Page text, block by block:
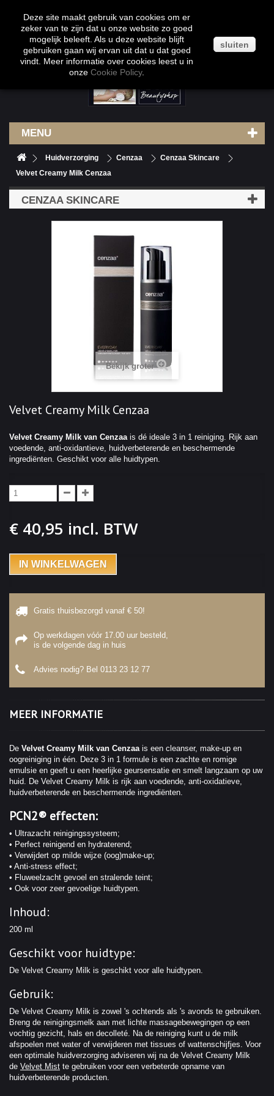
MENU
Huidverzorging Cenzaa
Cenzaa Skincare
Velvet Creamy Milk Cenzaa
CENZAA SKINCARE
Bekijk groter
Velvet Creamy Milk Cenzaa
Velvet Creamy Milk van Cenzaais dé ideale 3 in 1 reiniging. Rijk aan
voedende, anti-oxidantieve, huidverbeterende en beschermende
ingrediënten. Geschikt voor alle huidtypen.
€ 40,95 incl. BTW
IN WINKELWAGEN
Gratis thuisbezorgd vanaf € 50!
Op werkdagen vóór 17.00 uur besteld,
is de volgende dag in huis
Advies nodig? Bel 0113 23 12 77
MEER INFORMATIE
De Velvet Creamy Milk van Cenzaa is een cleanser, make-up en
oogreiniging in één. Deze 3 in 1 formule is een zachte en romige
emulsie en geeft u een heerlijke geursensatie en smelt langzaam op uw
huid. De Velvet Creamy Milk is rijk aan voedende, anti-oxidatieve,
huidverbeterende en beschermende ingrediënten.
PCN2® effecten:
• Ultrazacht reinigingssysteem;
• Perfect reinigend en hydraterend;
• Verwijdert op milde wijze (oog)make-up;
• Anti-stress effect;
• Fluweelzacht gevoel en stralende teint;
• Ook voor zeer gevoelige huidtypen.
Inhoud:
200 ml
Geschikt voor huidtype:
De Velvet Creamy Milk is geschikt voor alle huidtypen.
Gebruik:
De Velvet Creamy Milk is zowel 's ochtends als 's avonds te gebruiken.
Breng de reinigingsmelk aan met lichte massagebewegingen op een
vochtig gezicht, hals en decolleté. Na de reiniging kunt u de milk
afspoelen met water of verwijderen met tissues of wattenschijfjes. Voor
een optimale huidverzorging adviseren wij na de Velvet Creamy Milk
de Velvet Mist te gebruiken voor een verbeterde opname van
huidverbeterende producten.
Deze site maakt gebruik van cookies om er
zeker van te zijn dat u onze website zo goed
mogelijk beleeft. Als u deze website blijft
gebruiken gaan wij ervan uit dat u dat goed
vindt. Meer informatie over cookies leest u in
onze Cookie Policy.
sluiten